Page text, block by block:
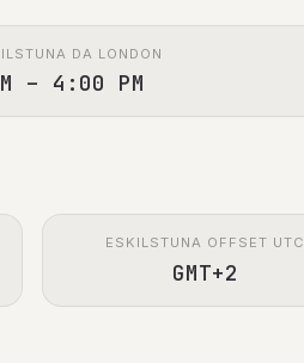
DA LONDON
– 4:00 PM
ESKILSTUNA OFFSET UTC
GMT+2